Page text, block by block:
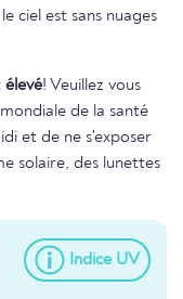
ciel est sans nuages
élevé! Veuillez vous
de la santé
et de ne s'exposer
solaire, des lunettes
Indice UV